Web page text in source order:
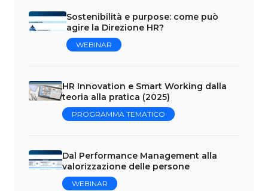
Sostenibilità e purpose: come può
agire la Direzione HR?
WEBINAR
HR Innovation e Smart Working dalla
teoria alla pratica (2025)
PROGRAMMA TEMATICO
Dal Performance Management alla
valorizzazione delle persone
WEBINAR